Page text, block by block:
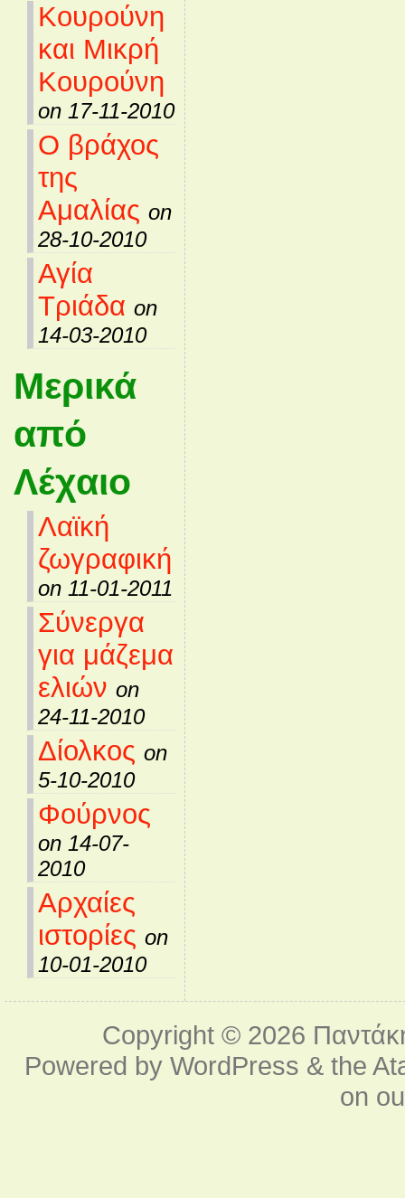
Κουρούνη
και Μικρή
Κουρούνη
on 17-11-2010
Ο βράχος
της
Αμαλίας on
28-10-2010
Αγία
Τριάδα on
14-03-2010
Μερικά
από
Λέχαιο
Λαϊκή
ζωγραφική
on 11-01-2011
Σύνεργα
για μάζεμα
ελιών on
24-11-2010
Δίολκος on
5-10-2010
Φούρνος
on 14-07-
2010
Αρχαίες
ιστορίες on
10-01-2010
Copyright © 2026
Powered byWordPress & the
on